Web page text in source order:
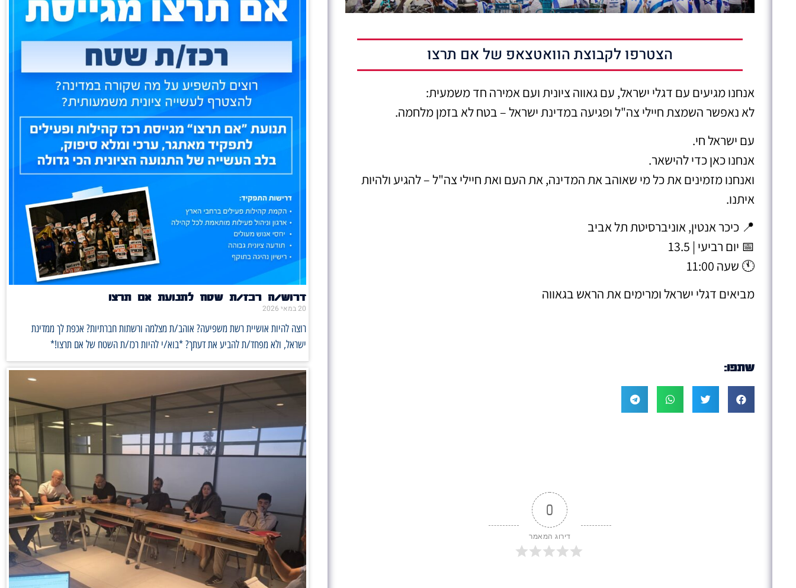
הצטרפו לקבוצת הוואטצאפ של אם תרצו
אנחנו מגיעים עם דגלי ישראל, עם גאווה ציונית ועם אמירה חד משמעית:
לא נאפשר השמצת חיילי צה"ל ופגיעה במדינת ישראל – בטח לא בזמן מלחמה.
עם ישראל חי.
אנחנו כאן כדי להישאר.
ואנחנו מזמינים את כל מי שאוהב את המדינה, את העם ואת חיילי צה"ל – להגיע ולהיות
איתנו.
📍 כיכר אנטין, אוניברסיטת תל אביב
📅 יום רביעי | 13.5
🕚 שעה 11:00
מביאים דגלי ישראל ומרימים את הראש בגאווה
שתפו:
0
דירוג המאמר
דרוש/ה רכז/ת שטח לתנועת אם תרצו
20 במאי 2026
רוצה להיות אושיית רשת משפיעה? אוהב/ת מצלמה ורשתות חברתיות? אכפת לך ממדינת
ישראל, ולא מפחד/ת להביע את דעתך? *בוא/י להיות רכז/ת השטח של אם תרצו!*